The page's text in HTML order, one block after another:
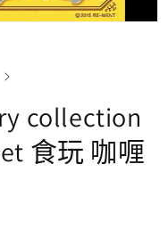
collection
食玩 咖喱